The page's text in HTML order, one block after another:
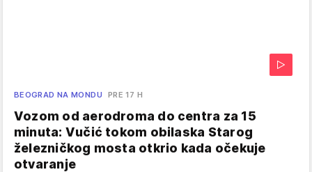
BEOGRAD NA MONDU PRE 17 H
Vozom od aerodroma do centra za 15
minuta: Vučić tokom obilaska Starog
železničkog mosta otkrio kada očekuje
otvaranje